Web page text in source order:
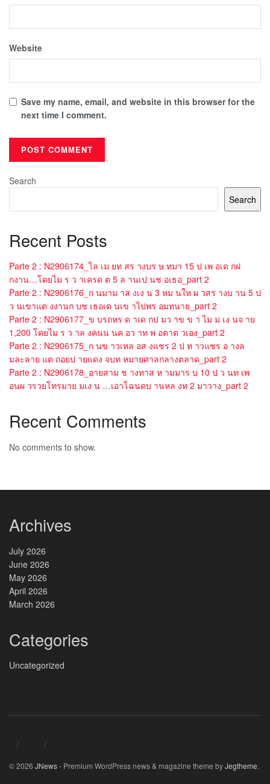
Website
Save my name, email, and website in this browser for the
next time I comment.
Search
Search
Recent Posts
Parte 2 : N2906174_ไล เม ยท สร างบร ษ ทมา 15 ป เพ อเด กฝ
กงาน…โดยไม ร ว าเครด ต 5 ล านเป นช อเธอ_part 2
Parte 2 : N2906176_ก นมาม าส งเง น 3 หม นให ผ วสร างบ าน 5 ป
ว นเขาแต งงานก บช เธอเด นเข าไปพร อมทนาย_part 2
Parte 2 : N2906177_ข บรถหร ด าเด กป มว าข ข า ไม ม เง นจ าย
1,200 โดยไม ร ว าล งคนน นค อว าท พ อตาต วเอง_part 2
Parte 2 : N2906175_ก นข าวเหล อส งแชร 2 ป ท าวแชร อ างล
มละลาย แต ถอยป ายแดง จบท หมายศาลกลางตลาด_part 2
Parte 2 : N2906178_อายสาม ช างทาส ห ามมาร บ 10 ป ว นท เพ
อนผ วรวยโทรมาย มเง น …เอาโฉนดบ านหล งท 2 มาวาง_part 2
Recent Comments
No comments to show.
Archives
July 2026
June 2026
May 2026
April 2026
March 2026
Categories
Uncategorized
© 2026 JNews- Premium WordPress news & magazine theme byJegtheme.